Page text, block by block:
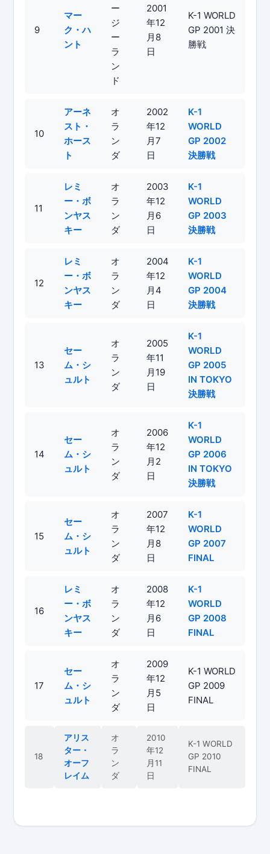
9
マー
ク・ハ
ント
ー
ジ
ー
ラ
ン
ド
2001
年12
月8
日
K-1 WORLD
GP 2001 決
勝戦
10
アーネ
スト・
ホース
ト
オ
ラ
ン
ダ
2002
年12
月7
日
K-1
WORLD
GP 2002
決勝戦
11
レミ
ー・ボ
ンヤス
キー
オ
ラ
ン
ダ
2003
年12
月6
日
K-1
WORLD
GP 2003
決勝戦
12
レミ
ー・ボ
ンヤス
キー
オ
ラ
ン
ダ
2004
年12
月4
日
K-1
WORLD
GP 2004
決勝戦
13
セー
ム・シ
ュルト
オ
ラ
ン
ダ
2005
年11
月19
日
K-1
WORLD
GP 2005
IN TOKYO
決勝戦
14
セー
ム・シ
ュルト
オ
ラ
ン
ダ
2006
年12
月2
日
K-1
WORLD
GP 2006
IN TOKYO
決勝戦
15
セー
ム・シ
ュルト
オ
ラ
ン
ダ
2007
年12
月8
日
K-1
WORLD
GP 2007
FINAL
16
レミ
ー・ボ
ンヤス
キー
オ
ラ
ン
ダ
2008
年12
月6
日
K-1
WORLD
GP 2008
FINAL
17
セー
ム・シ
ュルト
オ
ラ
ン
ダ
2009
年12
月5
日
K-1 WORLD
GP 2009
FINAL
18
アリス
ター・
オーフ
レイム
オ
ラ
ン
ダ
2010
年12
月11
日
K-1 WORLD
GP 2010
FINAL